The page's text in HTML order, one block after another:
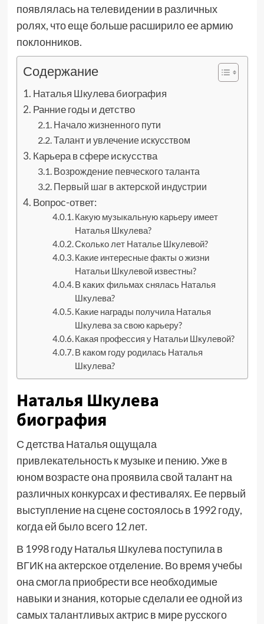
появлялась на телевидении в различных
ролях, что еще больше расширило ее армию
поклонников.
Содержание
Наталья Шкулева биография
Ранние годы и детство
Начало жизненного пути
Талант и увлечение искусством
Карьера в сфере искусства
Возрождение певческого таланта
Первый шаг в актерской индустрии
Вопрос-ответ:
Какую музыкальную карьеру имеет
Наталья Шкулева?
Сколько лет Наталье Шкулевой?
Какие интересные факты о жизни
Натальи Шкулевой известны?
В каких фильмах снялась Наталья
Шкулева?
Какие награды получила Наталья
Шкулева за свою карьеру?
Какая профессия у Натальи Шкулевой?
В каком году родилась Наталья
Шкулева?
Наталья Шкулева
биография
С детства Наталья ощущала
привлекательность к музыке и пению. Уже в
юном возрасте она проявила свой талант на
различных конкурсах и фестивалях. Ее первый
выступление на сцене состоялось в 1992 году,
когда ей было всего 12 лет.
В 1998 году Наталья Шкулева поступила в
ВГИК на актерское отделение. Во время учебы
она смогла приобрести все необходимые
навыки и знания, которые сделали ее одной из
самых талантливых актрис в мире русского